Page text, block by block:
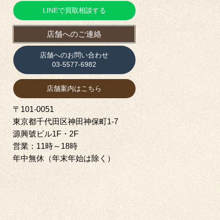
LINEで買取相談する
店舗へのご連絡
店舗へのお問い合わせ
03-5577-6982
店舗案内はこちら
〒101-0051
東京都千代田区神田神保町1‐7
源興號ビル1F・2F
営業：11時～18時
年中無休（年末年始は除く）